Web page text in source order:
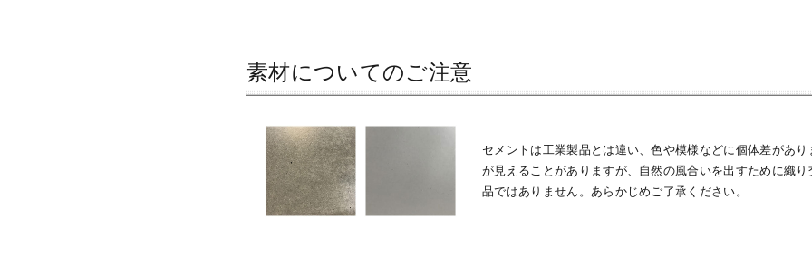
素材についてのご注意
セメントは工業製品とは違い、色や模様などに個体差があ
が見えることがありますが、自然の風合いを出すために織り
品ではありません。あらかじめご了承ください。